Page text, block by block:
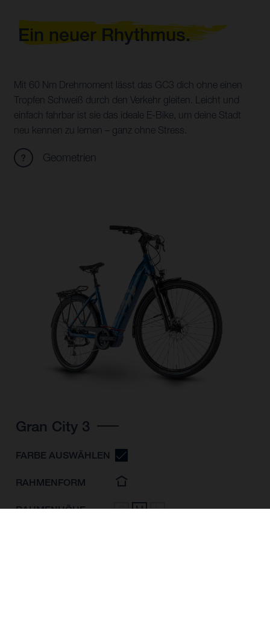
Ein neuer Rhythmus.
Mit 60 Nm Drehmoment lässt das GC3 dich ohne einen
Tropfen Schweiß durch den Verkehr gleiten. Leicht und
einfach fahrbar ist sie das ideale E-Bike, um deine Stadt
neu kennen zu lernen – ganz ohne Stress.
Geometrien
Gran City 3
FARBE AUSWÄHLEN
RAHMENFORM
RAHMENHÖHE S M L